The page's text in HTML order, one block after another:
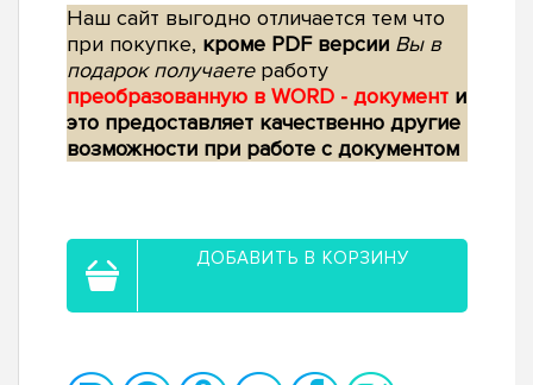
Наш сайт выгодно отличается тем что
при покупке, кроме PDF версии Вы в
подарок получаетеработу
преобразованную в WORD - документ и
это предоставляет качественно другие
возможности при работе с документом
ДОБАВИТЬ В КОРЗИНУ